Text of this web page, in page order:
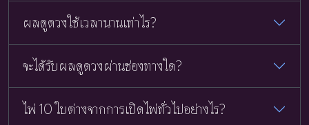
ผลดูดวงใช้เวลานานเท่าไร?
จะได้รับผลดูดวงผ่านช่องทางใด?
ไพ่ 10 ใบต่างจากการเปิดไพ่ทั่วไปอย่างไร?